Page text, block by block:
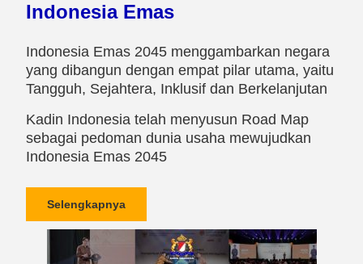
Indonesia Emas
Indonesia Emas 2045 menggambarkan negara
yang dibangun dengan empat pilar utama, yaitu
Tangguh, Sejahtera, Inklusif dan Berkelanjutan
Kadin Indonesia telah menyusun Road Map
sebagai pedoman dunia usaha mewujudkan
Indonesia Emas 2045
Selengkapnya